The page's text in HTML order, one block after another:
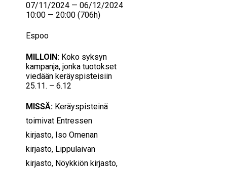
MILLOIN: Koko syksyn
kampanja, jonka tuotokset
viedään keräyspisteisiin
25.11. – 6.12
MISSÄ: Keräyspisteinä
toimivat Entressen
kirjasto, Iso Omenan
kirjasto, Lippulaivan
kirjasto, Nöykkiön kirjasto,
07/11/2024 — 06/12/2024
10:00 — 20:00 (706h)
Espoo